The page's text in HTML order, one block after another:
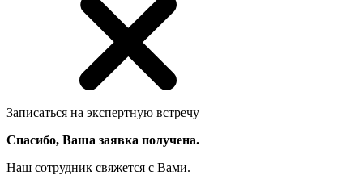
Записаться на экспертную встречу
Спасибо, Ваша заявка получена.
Наш сотрудник свяжется с Вами.